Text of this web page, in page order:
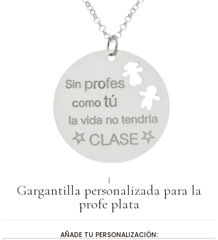
|
Gargantilla personalizada para la
profe plata
AÑADE TU PERSONALIZACIÓN: